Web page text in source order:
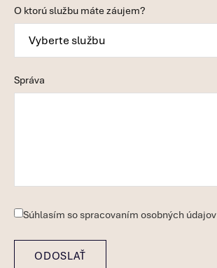
O ktorú službu máte záujem?
Správa
Súhlasím so spracovaním osobných údajov
ODOSLAŤ